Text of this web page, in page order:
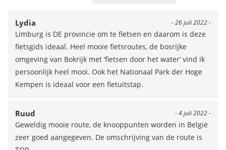
- 26 juli 2022 -
Lydia
Limburg is DE provincie om te fietsen en daarom is deze
fietsgids ideaal. Heel mooie fietsroutes, de bosrijke
omgeving van Bokrijk met ‘fietsen door het water’ vind ik
persoonlijk heel mooi. Ook het Nationaal Park der Hoge
Kempen is ideaal voor een fietuitstap.
- 4 juli 2022 -
Ruud
Geweldig mooie route, de knooppunten worden in België
zeer goed aangegeven. De omschrijving van de route is